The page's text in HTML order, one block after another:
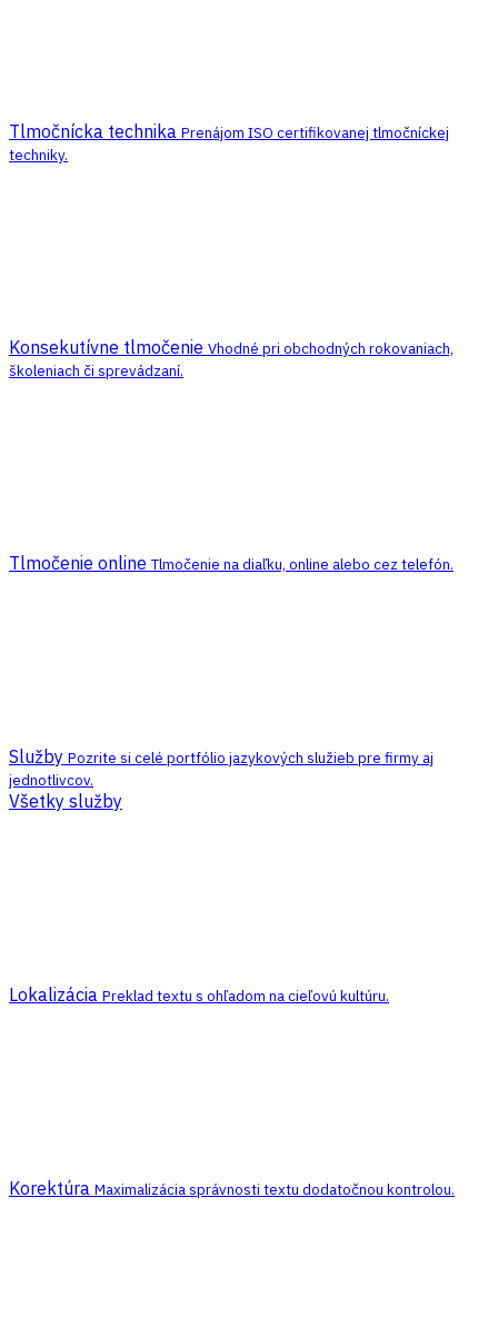
Tlmočnícka technika Prenájom ISO certifikovanej tlmočníckej
techniky.
Konsekutívne tlmočenie Vhodné pri obchodných rokovaniach,
školeniach či sprevádzaní.
Tlmočenie online Tlmočenie na diaľku, online alebo cez telefón.
Služby Pozrite si celé portfólio jazykových služieb pre firmy aj
jednotlivcov.
Všetky služby
Lokalizácia Preklad textu s ohľadom na cieľovú kultúru.
Korektúra Maximalizácia správnosti textu dodatočnou kontrolou.